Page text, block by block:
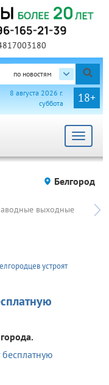
по новостям
18+
8 августа 2026 г.
суббота
Toggle
Белгород
выходные
устроят